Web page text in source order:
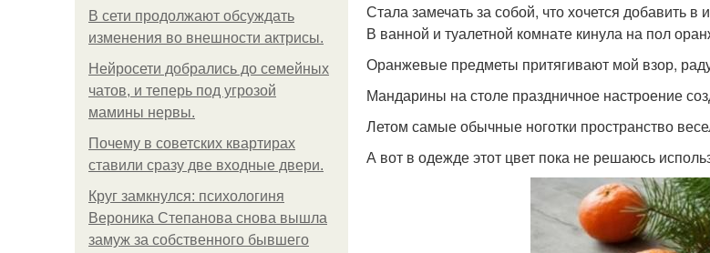
В сети продолжают обсуждать
изменения во внешности актрисы.
Нейросети добрались до семейных
чатов, и теперь под угрозой
мамины нервы.
Почему в советских квартирах
ставили сразу две входные двери.
Круг замкнулся: психологиня
Вероника Степанова снова вышла
замуж за собственного бывшего
Стала замечать за собой, что хочется добавить
В ванной и туалетной комнате кинула на пол
Оранжевые предметы притягивают мой взор,
Мандарины на столе праздничное настроение
Летом самые обычные ноготки пространство
А вот в одежде этот цвет пока не решаюсь